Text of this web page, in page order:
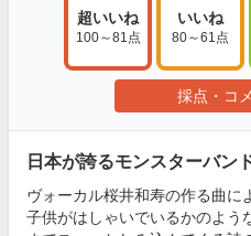
超いいね
100～81点
いいね
80～61点
採点・コ
日本が誇るモンスターバン
ヴォーカル桜井和寿の作る曲に
子供がはしゃいでいるかのよう